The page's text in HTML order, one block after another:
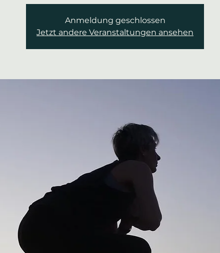
Anmeldung geschlossen
Jetzt andere Veranstaltungen ansehen